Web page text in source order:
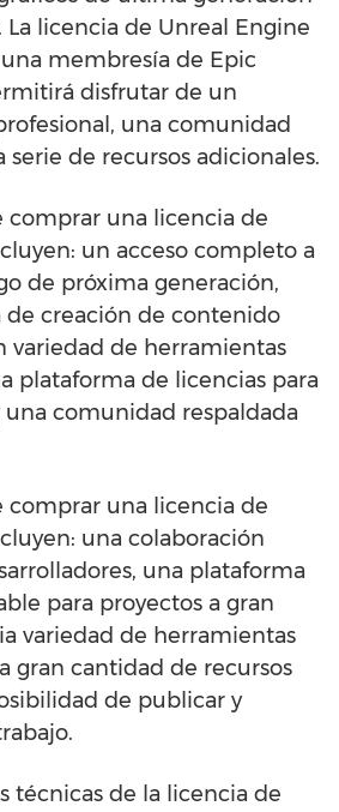
La licencia de Unreal Engine
membresía de Epic
disfrutar de un
una comunidad
serie de recursos adicionales.
comprar una licencia de
un acceso completo a
de próxima generación,
creación de contenido
variedad de herramientas
plataforma de licencias para
una comunidad respaldada
comprar una licencia de
una colaboración
una plataforma
para proyectos a gran
variedad de herramientas
gran cantidad de recursos
de publicar y
técnicas de la licencia de